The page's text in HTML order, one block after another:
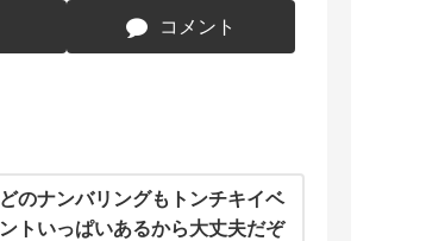
コメント
どのナンバリングもトンチキイベ
ントいっぱいあるから大丈夫だぞ